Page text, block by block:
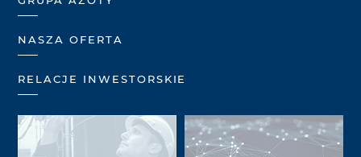
NASZA OFERTA
RELACJE INWESTORSKIE